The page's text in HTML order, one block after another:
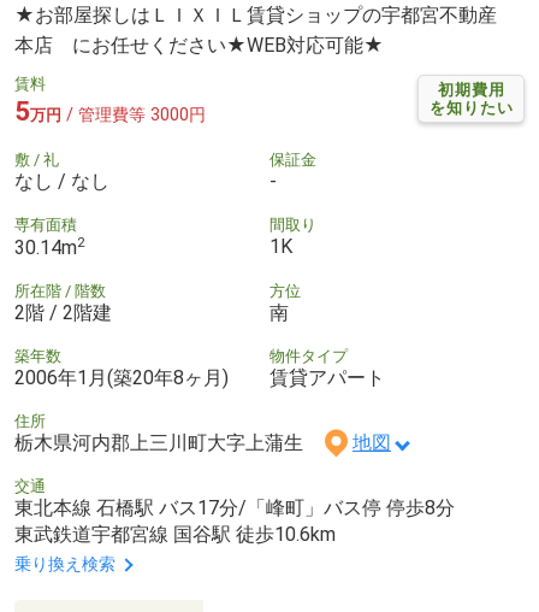
★お部屋探しはＬＩＸＩＬ賃貸ショップの宇都宮不動産
本店 にお任せください★WEB対応可能★
初期費用
を知りたい
賃料
5万円 / 管理費等 3000円
敷 / 礼
なし / なし
保証金
-
専有面積
30.14m2
間取り
1K
所在階 / 階数
2階 / 2階建
方位
南
築年数
2006年1月(築20年8ヶ月)
物件タイプ
賃貸アパート
住所
栃木県河内郡上三川町大字上蒲生 地図
交通
東北本線 石橋駅 バス17分/「峰町」バス停 停歩8分
東武鉄道宇都宮線 国谷駅 徒歩10.6km
乗り換え検索